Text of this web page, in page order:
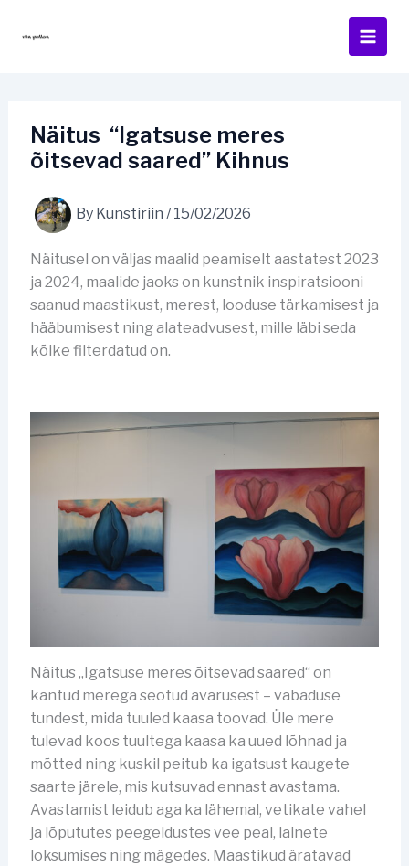
Näitus “Igatsuse meres
õitsevad saared” Kihnus
By Kunstiriin /15/02/2026
Näitusel on väljas maalid peamiselt aastatest 2023
ja 2024, maalide jaoks on kunstnik inspiratsiooni
saanud maastikust, merest, looduse tärkamisest ja
hääbumisest ning alateadvusest, mille läbi seda
kõike filterdatud on.
Näitus „Igatsuse meres õitsevad saared“ on
kantud merega seotud avarusest – vabaduse
tundest, mida tuuled kaasa toovad. Üle mere
tulevad koos tuultega kaasa ka uued lõhnad ja
mõtted ning kuskil peitub ka igatsust kaugete
saarte järele, mis kutsuvad ennast avastama.
Avastamist leidub aga ka lähemal, vetikate vahel
ja lõpututes peegeldustes vee peal, lainete
loksumises ning mägedes. Maastikud äratavad